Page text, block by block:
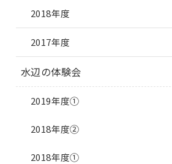
2018年度
2017年度
水辺の体験会
2019年度①
2018年度②
2018年度①